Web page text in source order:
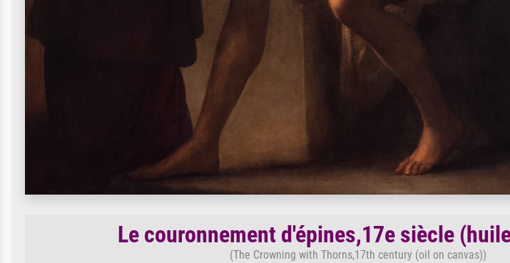
Le couronnement d'épines,17e siècle
(The Crowning with Thorns,17th century (oil on canvas))